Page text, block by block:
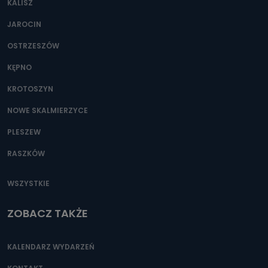
Można to zrobić pod numerem telefonu 62 735-51-05 lub
KALISZ
JAROCIN
OSTRZESZÓW
KĘPNO
KROTOSZYN
NOWE SKALMIERZYCE
PLESZEW
RASZKÓW
WSZYSTKIE
ZOBACZ TAKŻE
KALENDARZ WYDARZEŃ